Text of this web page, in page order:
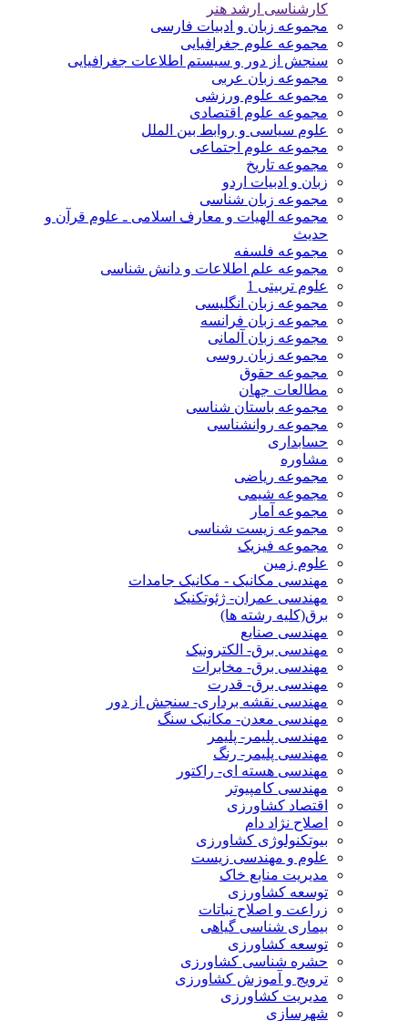
کارشناسی ارشد هنر
مجموعه زبان و ادبیات فارسی
مجموعه علوم جغرافیایی
سنجش از دور و سیستم اطلاعات جغرافیایی
مجموعه زبان عربی
مجموعه علوم ورزشی
مجموعه علوم اقتصادی
علوم سیاسی و روابط بین الملل
مجموعه علوم اجتماعی
مجموعه تاریخ
زبان و ادبیات اردو
مجموعه زبان شناسی
مجموعه الهیات و معارف اسلامی ـ علوم قرآن و
حدیث
مجموعه فلسفه
مجموعه علم اطلاعات و دانش شناسی
علوم تربیتی 1
مجموعه زبان انگلیسی
مجموعه زبان فرانسه
مجموعه زبان آلمانی
مجموعه زبان روسی
مجموعه حقوق
مطالعات جهان
مجموعه باستان شناسی
مجموعه روانشناسی
حسابداری
مشاوره
مجموعه ریاضی
مجموعه شیمی
مجموعه آمار
مجموعه زیست شناسی
مجموعه فیزیک
علوم زمین
مهندسی مکانیک - مکانیک جامدات
مهندسی عمران- ژئوتکنیک
برق(کلیه رشته ها)
مهندسی صنایع
مهندسی برق- الکترونیک
مهندسی برق- مخابرات
مهندسی برق- قدرت
مهندسی نقشه برداری- سنجش از دور
مهندسی معدن- مکانیک سنگ
مهندسی پلیمر- پلیمر
مهندسی پلیمر- رنگ
مهندسی هسته ای- راکتور
مهندسی کامپیوتر
اقتصاد کشاورزی
اصلاح نژاد دام
بیوتکنولوژی کشاورزی
علوم و مهندسی زیست
مدیریت منابع خاک
توسعه کشاورزی
زراعت و اصلاح نباتات
بیماری شناسی گیاهی
توسعه کشاورزی
حشره شناسی کشاورزی
ترویج و آموزش کشاورزی
مدیریت کشاورزی
شهرسازی